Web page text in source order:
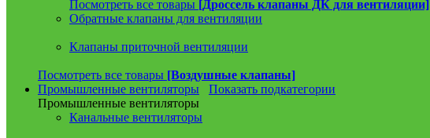
Посмотреть все товары [Дроссель клапаны ДК для вентиляции]
Обратные клапаны для вентиляции
Клапаны приточной вентиляции
Посмотреть все товары [Воздушные клапаны]
Промышленные вентиляторы
Показать подкатегории
Промышленные вентиляторы
Канальные вентиляторы